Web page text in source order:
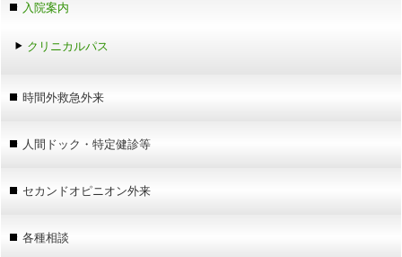
入院案内
クリニカルパス
時間外救急外来
人間ドック・特定健診等
セカンドオピニオン外来
各種相談